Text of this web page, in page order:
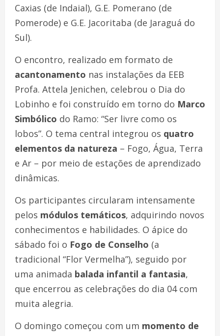
Caxias (de Indaial), G.E. Pomerano (de
Pomerode) e G.E. Jacoritaba (de Jaraguá do
Sul).
O encontro, realizado em formato de
acantonamento nas instalações da EEB
Profa. Attela Jenichen, celebrou o Dia do
Lobinho e foi construído em torno do Marco
Simbólico do Ramo: “Ser livre como os
lobos”. O tema central integrou os quatro
elementos da natureza – Fogo, Água, Terra
e Ar – por meio de estações de aprendizado
dinâmicas.
Os participantes circularam intensamente
pelos módulos temáticos, adquirindo novos
conhecimentos e habilidades. O ápice do
sábado foi o Fogo de Conselho (a
tradicional “Flor Vermelha”), seguido por
uma animada balada infantil a fantasia,
que encerrou as celebrações do dia 04 com
muita alegria.
O domingo começou com um momento de